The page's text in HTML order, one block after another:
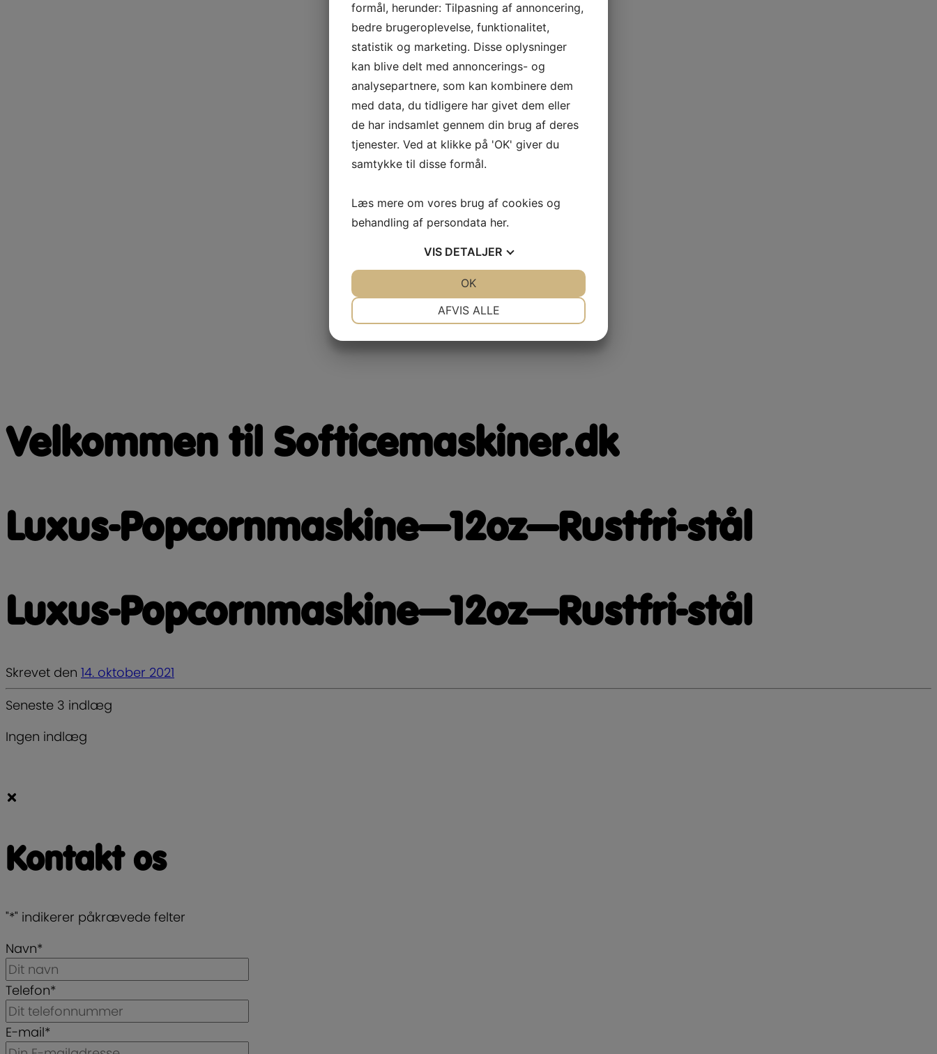
Velkommen til Softicemaskiner.dk
Luxus-Popcornmaskine—12oz—Rustfri-stål
Luxus-Popcornmaskine—12oz—Rustfri-stål
Skrevet den 14. oktober 2021
Seneste 3 indlæg
Ingen indlæg
Kontakt os
"*" indikerer påkrævede felter
Navn*
Telefon*
E-mail*
formål, herunder: Tilpasning af annoncering,
bedre brugeroplevelse, funktionalitet,
statistik og marketing. Disse oplysninger
kan blive delt med annoncerings- og
analysepartnere, som kan kombinere dem
med data, du tidligere har givet dem eller
de har indsamlet gennem din brug af deres
tjenester. Ved at klikke på 'OK' giver du
samtykke til disse formål.
Læs mere om vores brug af cookies og
behandling af persondata her.
VIS DETALJER
AFVIS ALLE
OK